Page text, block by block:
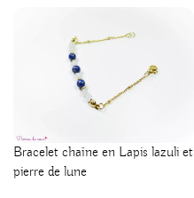
Bracelet chaîne en Lapis lazuli et
pierre de lune